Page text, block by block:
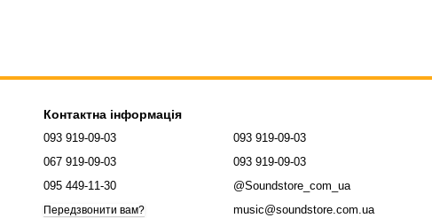
Контактна інформація
093 919-09-03
067 919-09-03
095 449-11-30
Передзвонити вам?
093 919-09-03
093 919-09-03
@Soundstore_com_ua
music@soundstore.com.ua